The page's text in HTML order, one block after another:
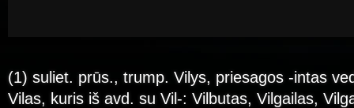
(1) suliet. prūs., trump. Vilys, priesagos -intas
Vilas, kuris iš avd. su Vil-: Vilbutas, Vilgailas,